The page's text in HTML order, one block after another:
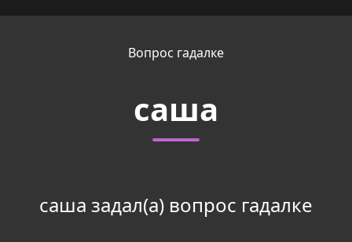
Вопрос гадалке
саша
саша задал(а) вопрос гадалке